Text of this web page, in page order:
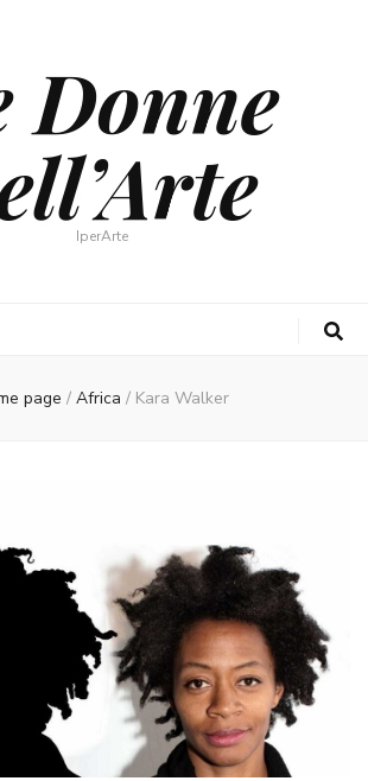
Donne
IperArte
page / Africa / Kara Walker